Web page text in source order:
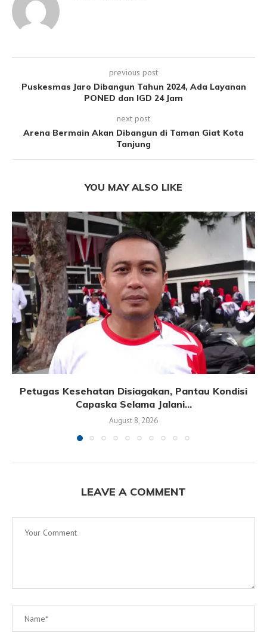
previous post
Puskesmas Jaro Dibangun Tahun 2024, Ada Layanan
PONED dan IGD 24 Jam
next post
Arena Bermain Akan Dibangun di Taman Giat Kota
Tanjung
YOU MAY ALSO LIKE
Petugas Kesehatan Disiagakan, Pantau Kondisi
Capaska Selama Jalani...
August 8, 2026
LEAVE A COMMENT